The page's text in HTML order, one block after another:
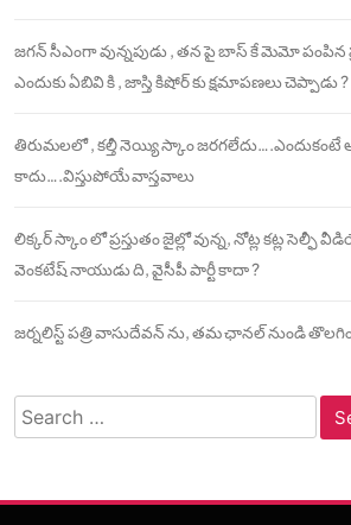
జగన్ సీఎంగా వున్నపుడు , తన పై బాస్ కే మెమో పంపిన
ఎందుకు ఏబివి కి , జాస్తి కిషోర్ కు క్షమాపణలు చెప్పాడు ?
తిరుమలలో , కల్తీ నెయ్యి స్కాం
కాదు….విస్తుపోయే వాస్తవాలు
లిక్కర్ స్కాం లో ప్రస్తుతం జైల్లో వున్న, నోట్ల కట్ల
వెంకటేష్ నాయుడు ది, వైసీపీ పార్టీ కాదా ?
జర్నలిస్ట్ పత్రి వాసుదేవన్ ను, తమ ఛానల్ నుండి
Search
for: